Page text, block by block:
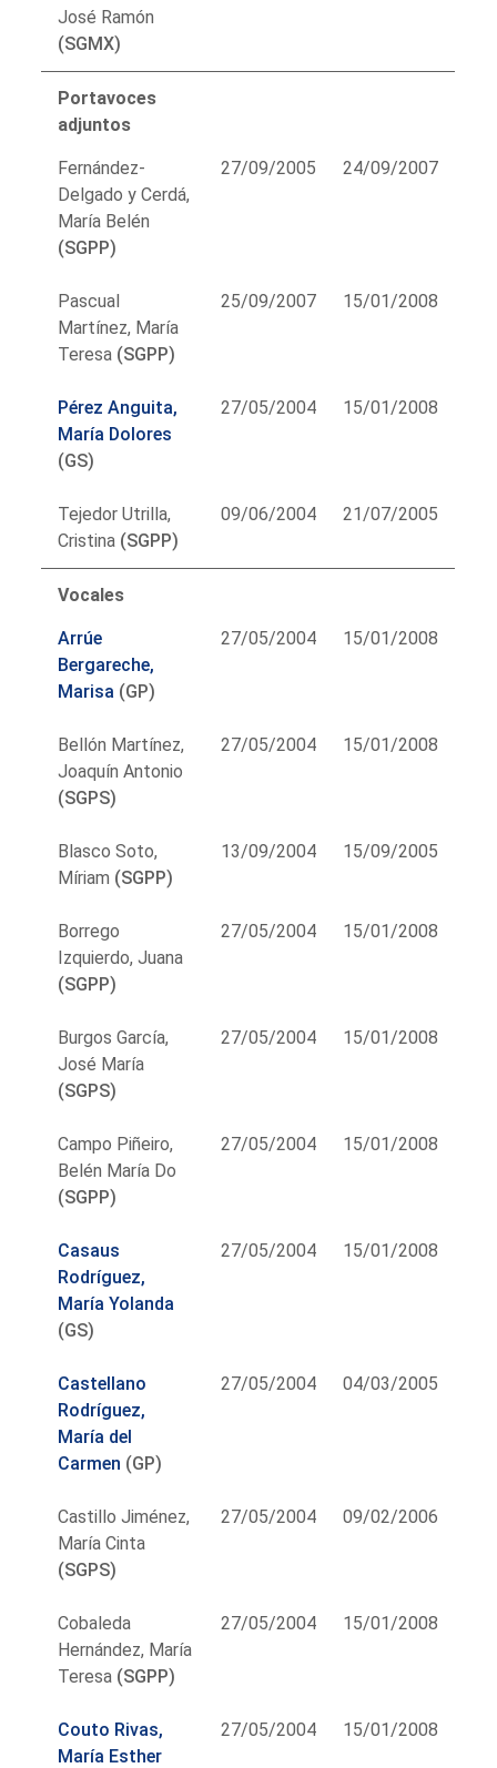
José Ramón
(SGMX)
Portavoces
adjuntos
Fernández-
Delgado y Cerdá,
María Belén
(SGPP)
27/09/2005 24/09/2007
Pascual
Martínez, María
Teresa (SGPP)
25/09/2007 15/01/2008
Pérez Anguita,
María Dolores
(GS)
27/05/2004 15/01/2008
Tejedor Utrilla,
Cristina (SGPP)
09/06/2004 21/07/2005
Vocales
Arrúe
Bergareche,
Marisa (GP)
27/05/2004 15/01/2008
Bellón Martínez,
Joaquín Antonio
(SGPS)
27/05/2004 15/01/2008
Blasco Soto,
Míriam (SGPP)
13/09/2004 15/09/2005
Borrego
Izquierdo, Juana
(SGPP)
27/05/2004 15/01/2008
Burgos García,
José María
(SGPS)
27/05/2004 15/01/2008
Campo Piñeiro,
Belén María Do
(SGPP)
27/05/2004 15/01/2008
Casaus
Rodríguez,
María Yolanda
(GS)
27/05/2004 15/01/2008
Castellano
Rodríguez,
María del
Carmen (GP)
27/05/2004 04/03/2005
Castillo Jiménez,
María Cinta
(SGPS)
27/05/2004 09/02/2006
Cobaleda
Hernández, María
Teresa (SGPP)
27/05/2004 15/01/2008
Couto Rivas,
María Esther
27/05/2004 15/01/2008